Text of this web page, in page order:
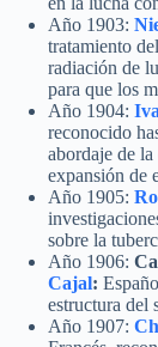
Año 1903:
tratamiento
radiación de
para que los
Año 1904:
reconocido
abordaje de
expansión de
Año 1905:
sobre la
Año 1906:
Cajal:
estructura del
Año 1907: